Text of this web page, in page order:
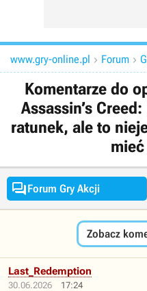
www.gry-online.pl  Forum 
Komentarze do
Assassin’s
ratunek, ale to
Forum Gry Akcji
Zobacz
30.06.2026 17:24
Last_Redemption